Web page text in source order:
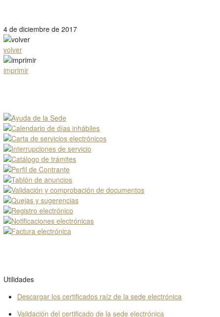
4 de diciembre de 2017
volver
imprimir
Utilidades
Descargar los certificados raíz de la sede electrónica
Validación del certificado de la sede electrónica